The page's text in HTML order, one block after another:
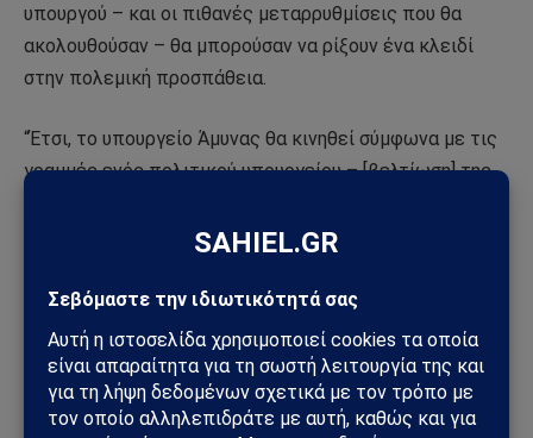
υπουργού – και οι πιθανές μεταρρυθμίσεις που θα
ακολουθούσαν – θα μπορούσαν να ρίξουν ένα κλειδί
στην πολεμική προσπάθεια.
“Έτσι, το υπουργείο Άμυνας θα κινηθεί σύμφωνα με τις
γραμμές ενός πολιτικού υπουργείου – [βελτίωση] της
αξιωματούχος. “Αλλά ποιες μεταρρυθμίσεις θα
που] αυτή τη στιγμή παίρνει ένα άλλο χωριό στην
Ουκρανία. Δεν πρόκειται να λειτουργήσει. Θα
καταστρέψει τα πάντα”.
Πηγή:themoscowtimes.com